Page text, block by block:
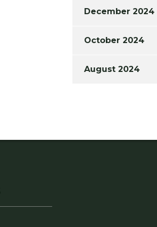
December 2024
October 2024
August 2024